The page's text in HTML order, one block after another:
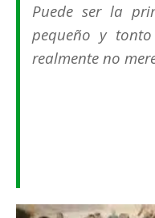
Puede ser la
pequeño y
realmente no